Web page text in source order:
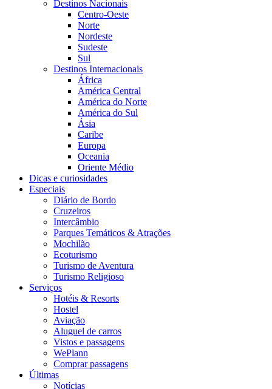
Destinos Nacionais
Centro-Oeste
Norte
Nordeste
Sudeste
Sul
Destinos Internacionais
África
América Central
América do Norte
América do Sul
Ásia
Caribe
Europa
Oceania
Oriente Médio
Dicas e curiosidades
Especiais
Diário de Bordo
Cruzeiros
Intercâmbio
Parques Temáticos & Atrações
Mochilão
Ecoturismo
Turismo de Aventura
Turismo Religioso
Serviços
Hotéis & Resorts
Hostel
Aviação
Aluguel de carros
Vistos e passagens
WePlann
Comprar passagens
Últimas
Notícias